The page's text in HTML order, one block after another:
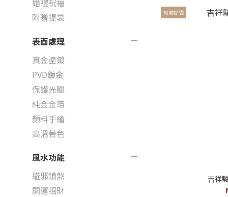
婚禮祝福
附贈提袋
表面處理
真金鎏鍍
PVD鍍金
保護光臘
純金金箔
顏料手繪
高溫著色
風水功能
避邪鎮煞
開運招財
附贈提袋
吉祥